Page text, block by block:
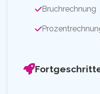
Bruchrechnung